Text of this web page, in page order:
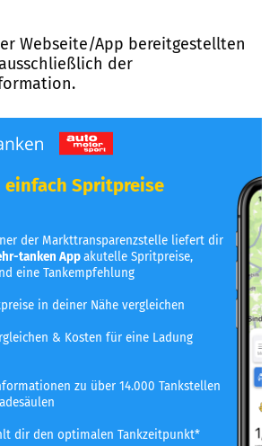
Webseite/App bereitgestellten
der
einfach Spritpreise
der Markttransparenzstelle liefert dir
tanken Appakutelle Spritpreise,
eine Tankempfehlung
in deiner Nähe vergleichen
& Kosten für eine Ladung
zu über 14.000 Tankstellen
dir den optimalen Tankzeitpunkt*